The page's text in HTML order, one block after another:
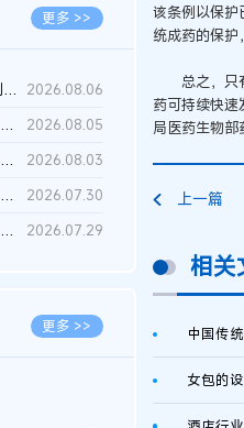
更多 >>
上诉人I某工具制品有限公司与被上诉人程某及一审被告中华人民共和...
2026.08.06
某甲公司、某乙公司、某丙公司申请诉前行为保全复议裁定书
2026.08.05
某甲公司、某乙公司、官某与某丙公司专利申请权权属纠纷 二审判决...
2026.08.03
谭某与长沙马某堆农产品股份有限公司滥用市场支配地位纠纷二审裁...
2026.07.30
杭州华某有限公司与菲某有限公司侵害发明专利权纠纷 2026.07.29
更多 >>
该条例以保护
统成药的保护
总之，只有
药可持续快
局医药生物
上一篇
相关
中国传
女包的